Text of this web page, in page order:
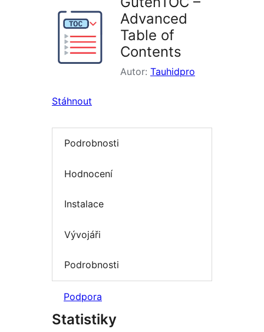
Advanced
Table of
Contents
Autor: Tauhidpro
Stáhnout
Podrobnosti
Hodnocení
Instalace
Vývojáři
Podrobnosti
Podpora
Statistiky